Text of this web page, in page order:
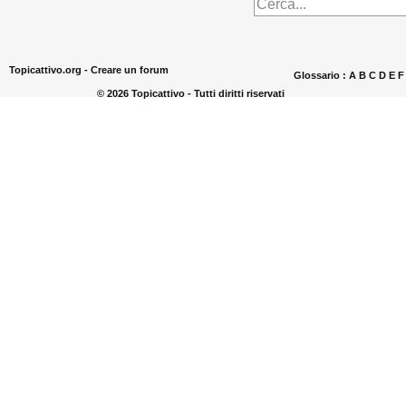
Topicattivo.org - Creare un forum Glossario : A B C D E F
© 2026 Topicattivo - Tutti diritti riservati